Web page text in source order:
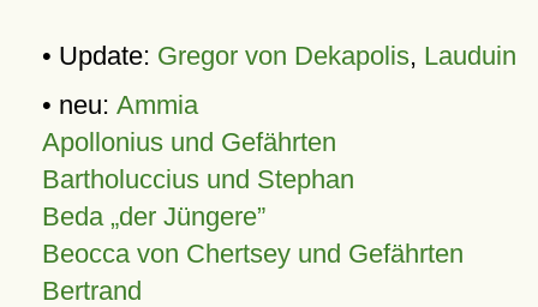
• Update: Gregor von Dekapolis, Lauduin
• neu: Ammia
Apollonius und Gefährten
Bartholuccius und Stephan
Beda „der Jüngere”
Beocca von Chertsey und Gefährten
Bertrand